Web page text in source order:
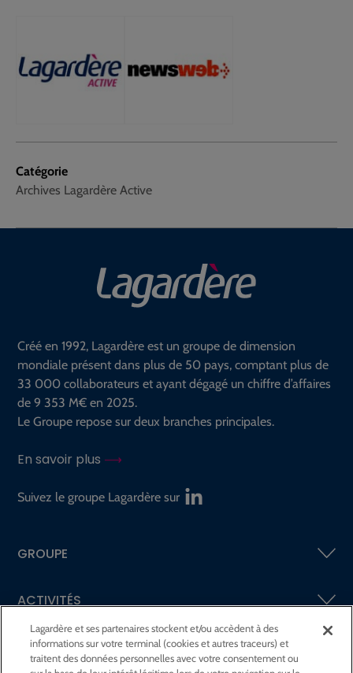
Catégorie
Archives Lagardère Active
Créé en 1992, Lagardère est un groupe de dimension
mondiale présent dans plus de 50 pays, comptant plus de
33 000 collaborateurs et ayant dégagé un chiffre d’affaires
de 9 353 M€ en 2025.
Le Groupe repose sur deux branches principales.
En savoir plus
Suivez le groupe Lagardère sur
GROUPE
ACTIVITÉS
ACTIONNAIRES &INVESTISSEURS
Lagardère et ses partenaires stockent et/ou accèdent à des
informations sur votre terminal (cookies et autres traceurs) et
traitent des données personnelles avec votre consentement ou